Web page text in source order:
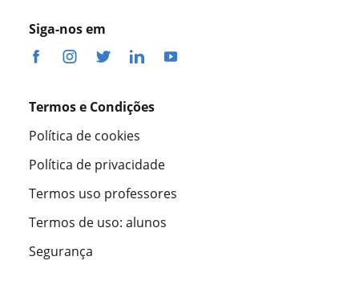
Siga-nos em
Termos e Condições
Política de cookies
Política de privacidade
Termos uso professores
Termos de uso: alunos
Segurança